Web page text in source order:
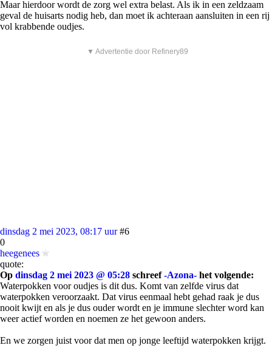
Maar hierdoor wordt de zorg wel extra belast. Als ik in een zeldzaam
geval de huisarts nodig heb, dan moet ik achteraan aansluiten in een rij
vol krabbende oudjes.
▼ Advertentie door Refinery89
dinsdag 2 mei 2023, 08:17 uur #6
0
heegenees
quote:
Op dinsdag 2 mei 2023 @ 05:28 schreef-Azona- het volgende:
Waterpokken voor oudjes is dit dus. Komt van zelfde virus dat
waterpokken veroorzaakt. Dat virus eenmaal hebt gehad raak je dus
nooit kwijt en als je dus ouder wordt en je immune slechter word kan
weer actief worden en noemen ze het gewoon anders.
En we zorgen juist voor dat men op jonge leeftijd waterpokken krijgt.